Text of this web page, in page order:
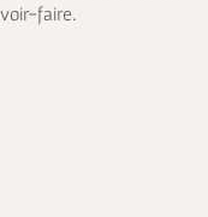
faire.